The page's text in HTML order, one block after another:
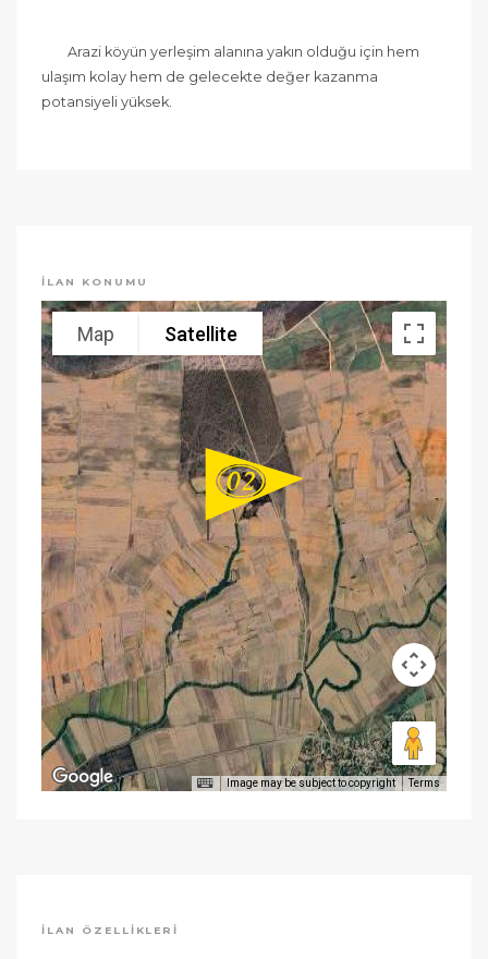
	Arazi köyün yerleşim alanına yakın olduğu için hem
ulaşım kolay hem de gelecekte değer kazanma
potansiyeli yüksek.
İLAN KONUMU
Map Satellite
Image may be subject to copyright Terms
İLAN ÖZELLIKLERI